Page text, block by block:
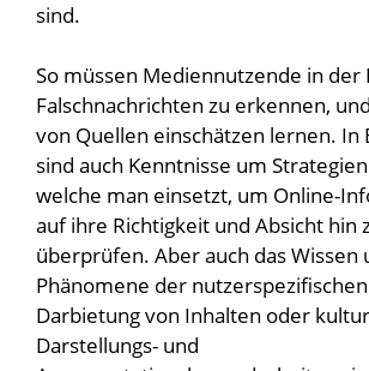
sind.
So müssen Mediennutzende in der
Falschnachrichten zu erkennen,
von Quellen einschätzen lernen. In
sind auch Kenntnisse um
welche man einsetzt, um Online-
auf ihre Richtigkeit und Absicht hin
überprüfen. Aber auch das Wissen
Phänomene der
Darbietung von Inhalten oder
Darstellungs- und